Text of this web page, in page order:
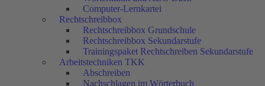
Computer-Lernkartei
Rechtschreibbox
Rechtschreibbox Grundschule
Rechtschreibbox Sekundarstufe
Trainingspaket Rechtschreiben Sekundarstufe
Arbeitstechniken TKK
Abschreiben
Nachschlagen im Wörterbuch